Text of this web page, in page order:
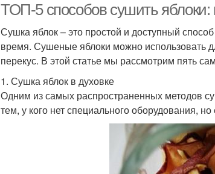
ТОП-5 способов сушить
Сушка яблок – это простой и доступный
время. Сушеные яблоки можно использовать
перекус. В этой статье мы рассмотрим пять
1. Сушка яблок в духовке
Одним из самых распространенных методов
тем, у кого нет специального оборудования,